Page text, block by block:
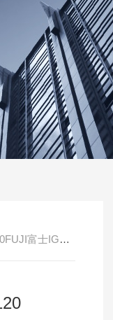
模块7MBR50SB120